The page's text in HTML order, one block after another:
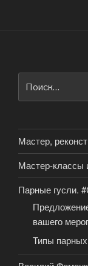
Мастер,
Мастер-классы
Парные гусли.
вашего
Типы